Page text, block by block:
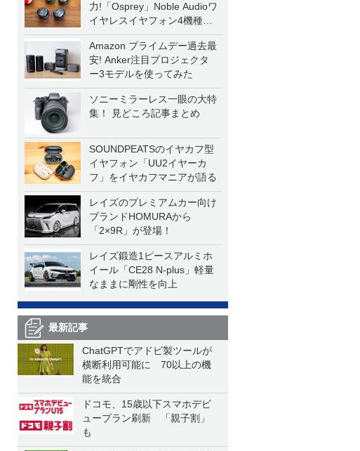
力!「Osprey」Noble Audioワ
イヤレスイヤフォン4機種を
一気に聴く
Amazon プライムデー過去最
安! Anker注目プロジェクタ
ー3モデルを使ってみた
ソニーミラーレス一眼の大特
集！ 見どころ記事まとめ
SOUNDPEATSのイヤカフ型
イヤフォン「UU2イヤーカ
フ」をイヤカフマニアが語る
レイズのプレミアムカー向け
ブランドHOMURAから
「2×9R」が登場！
レイズ鍛造1ピースアルミホ
イール「CE28 N-plus」軽量
なままに剛性を向上
最新記事
ChatGPTでアドビ製ツールが
横断利用可能に 70以上の機
能を統合
ドコモ、15歳以下スマホデビ
ュープラン刷新 「親子割」
も